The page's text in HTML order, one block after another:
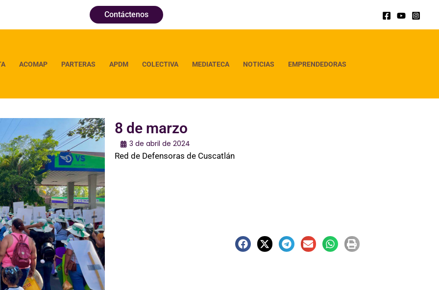
Contáctenos
ACOMAP PARTERAS APDM COLECTIVA MEDIATECA NOTICIAS EMPRENDEDORAS
8 de marzo
3 de abril de 2024
Red de Defensoras de Cuscatlán